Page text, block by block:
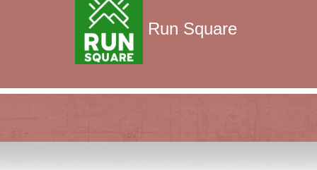
Run Square